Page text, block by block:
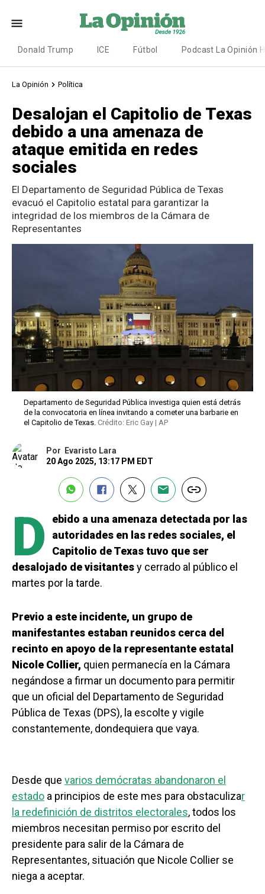
Donald Trump ICE Fútbol Podcast La Opinión
La Opinión Política
Desalojan el Capitolio de Texas
debido a una amenaza de
ataque emitida en redes
sociales
El Departamento de Seguridad Pública de Texas
evacuó el Capitolio estatal para garantizar la
integridad de los miembros de la Cámara de
Representantes
Departamento de Seguridad Pública investiga quien está detrás
de la convocatoria en línea invitando a cometer una barbarie en
el Capitolio de Texas. Crédito: Eric Gay | AP
Por Evaristo Lara
20 Ago 2025, 13:17 PM EDT
D
ebido a una amenaza detectada por las
autoridades en las redes sociales, el
Capitolio de Texas tuvo que ser
desalojado de visitantesy cerrado al público el
martes por la tarde.
Previo a este incidente, un grupo de
manifestantes estaban reunidos cerca del
recinto en apoyo de la representante estatal
Nicole Collier, quien permanecía en la Cámara
negándose a firmar un documento para permitir
que un oficial del Departamento de Seguridad
Pública de Texas (DPS), la escolte y vigile
constantemente, dondequiera que vaya.
Desde que varios demócratas abandonaron el
estado a principios de este mes para obstaculizar
la redefinición de distritos electorales, todos los
miembros necesitan permiso por escrito del
presidente para salir de la Cámara de
Representantes, situación que Nicole Collier se
niega a aceptar.